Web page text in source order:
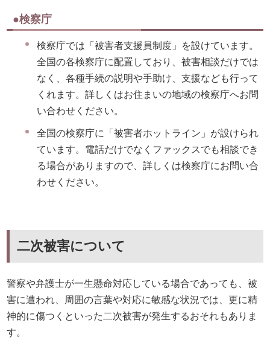
●検察庁
検察庁では「被害者支援員制度」を設けています。
全国の各検察庁に配置しており、被害相談だけでは
なく、各種手続の説明や手助け、支援なども行って
くれます。詳しくはお住まいの地域の検察庁へお問
い合わせください。
全国の検察庁に「被害者ホットライン」が設けられ
ています。電話だけでなくファックスでも相談でき
る場合がありますので、詳しくは検察庁にお問い合
わせください。
二次被害について
警察や弁護士が一生懸命対応している場合であっても、被
害に遭われ、周囲の言葉や対応に敏感な状況では、更に精
神的に傷つくといった二次被害が発生するおそれもありま
す。